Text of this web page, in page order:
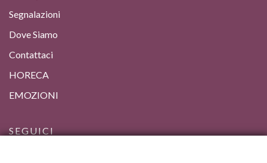
Segnalazioni
Dove Siamo
Contattaci
HORECA
EMOZIONI
SEGUICI